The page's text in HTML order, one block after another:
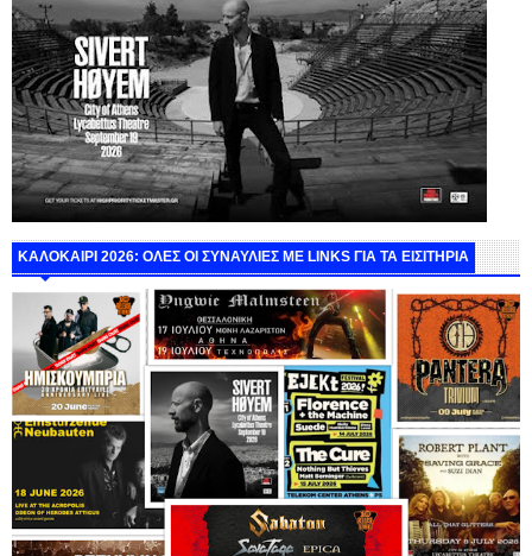
ΚΑΛΟΚΑΙΡΙ 2026: ΟΛΕΣ ΟΙ ΣΥΝΑΥΛΙΕΣ ΜΕ LINKS ΓΙΑ ΤΑ ΕΙΣΙΤΗΡΙΑ